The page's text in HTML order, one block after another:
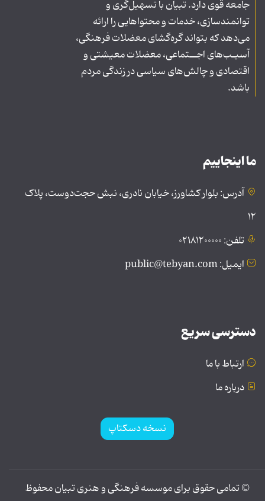
جامعه قوی دارد. تبیان با تسهیل‌گری و
توانمندسازی، خدمات و محتواهایی را ارائه
می‌دهد که بتواند گره‌گشای معضلات فرهنگی،
آسیـب‌های اجــتماعی، معضلات معیشتی و
اقتصادی و چالش‌های سیاسی در زندگی مردم
باشد.
ما اینجاییم
آدرس: بلوار کشاورز، خیابان نادری، نبش حجت‌دوست، پلاک
۱۲
تلفن: ۰۲۱۸۱۲۰۰۰۰۰
ایمیل: public@tebyan.com
دسترسی سریع
ارتباط با ما
درباره ما
نسخه دسکتاپ
© تمامی حقوق برای موسسه فرهنگی و هنری تبیان محفوظ